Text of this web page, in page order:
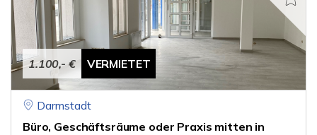
1.100,- € VERMIETET
Darmstadt
Büro, Geschäftsräume oder Praxis mitten in